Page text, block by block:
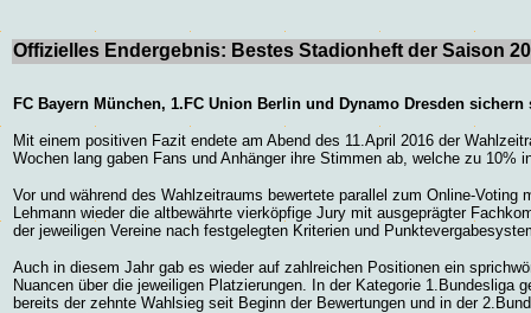
Offizielles Endergebnis: Bestes Stadionheft der Saison
FC Bayern München, 1.FC Union Berlin und Dynamo Dresden
Mit einem positiven Fazit endete am Abend des 11.April 2016 der
Wochen lang gaben Fans und Anhänger ihre Stimmen ab, welche zu 10%
Vor und während des Wahlzeitraums bewertete parallel zum Online-
Lehmann wieder die altbewährte vierköpfige Jury mit ausgeprägter
der jeweiligen Vereine nach festgelegten Kriterien und
Auch in diesem Jahr gab es wieder auf zahlreichen Positionen ein
Nuancen über die jeweiligen Platzierungen. In der Kategorie 1.Bundesliga
bereits der zehnte Wahlsieg seit Beginn der Bewertungen und in der